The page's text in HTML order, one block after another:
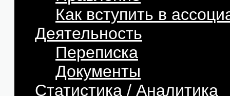
Как вступить в
Деятельность
Переписка
Документы
Статистика / Аналитика